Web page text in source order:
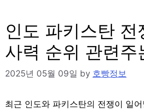
인도 파키스탄 전
사력 순위 관련주
2025년 05월 09일 by 호빵정보
최근 인도와 파키스탄의 전쟁이 일